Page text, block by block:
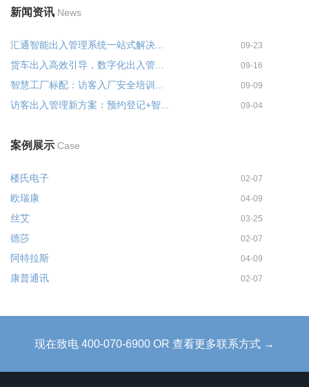
新闻资讯 News
汇通智能出入管理系统一站式解决... 09-23
货车出入高效引导，数字化出入管... 09-16
智慧工厂标配：访客入厂安全培训... 09-09
访客出入管理新方案：预约登记+智... 09-04
案例展示 Case
楼氏电子 02-07
欧瑞康 04-09
丝艾 03-25
德莎 02-07
阿特拉斯 04-09
康普通讯 02-07
现在致电 400-070-6900 OR 查看更多联系方式 →